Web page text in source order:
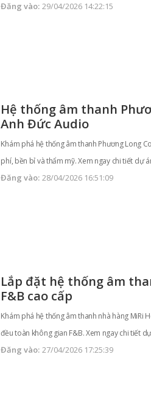
Đăng vào: 29/04/2026 14:22:15
Hệ thống âm thanh
Anh Đức Audio
Khám phá hệ thống âm thanh Phương Long
phí, bền bỉ và thẩm mỹ. Xem ngay chi tiết dự
Đăng vào: 28/04/2026 16:51:09
Lắp đặt hệ thống âm
F&B cao cấp
Khám phá hệ thống âm thanh nhà hàng MiRi
đều toàn không gian F&B. Xem ngay chi tiết
Đăng vào: 27/04/2026 17:25:39